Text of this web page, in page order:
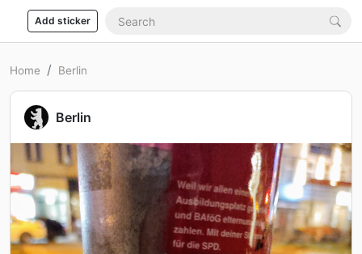
Add sticker
Home Berlin
Berlin